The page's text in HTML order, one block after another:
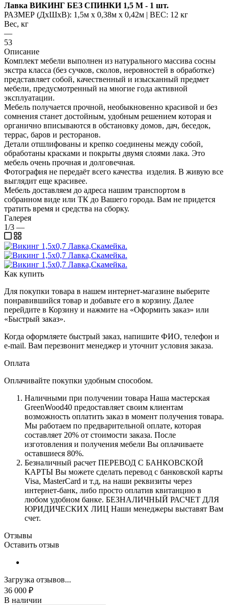
Лавка ВИКИНГ БЕЗ СПИНКИ 1,5 М - 1 шт.
РАЗМЕР (ДхШхВ): 1,5м х 0,38м х 0,42м | ВЕС: 12 кг
Вес, кг
—
53
Описание
Комплект мебели выполнен из натурального массива сосны
экстра класса (без сучков, сколов, неровностей в обработке)
представляет собой, качественный и изысканный предмет
мебели, предусмотренный на многие года активной
эксплуатации.
Мебель получается прочной, необыкновенно красивой и без
сомнения станет достойным, удобным решением которая и
органично вписываются в обстановку домов, дач, беседок,
террас, баров и ресторанов.
Детали отшлифованы и крепко соединены между собой,
обработаны красками и покрыты двумя слоями лака. Это
мебель очень прочная и долговечная.
Фотография не передаёт всего качества изделия. В живую все
выглядит еще красивее.
Мебель доставляем до адреса нашим транспортом в
собранном виде или ТК до Вашего города. Вам не придется
тратить время и средства на сборку.
Галерея
1/3 —
Как купить
Для покупки товара в нашем интернет-магазине выберите
понравившийся товар и добавьте его в корзину. Далее
перейдите в Корзину и нажмите на «Оформить заказ» или
«Быстрый заказ».
Когда оформляете быстрый заказ, напишите ФИО, телефон и
e-mail. Вам перезвонит менеджер и уточнит условия заказа.
Оплата
Оплачивайте покупки удобным способом.
Наличными при получении товара Наша мастерская
GreenWood40 предоставляет своим клиентам
возможность оплатить заказ в момент получения товара.
Мы работаем по предварительной оплате, которая
составляет 20% от стоимости заказа. После
изготовления и получения мебели Вы оплачиваете
оставшиеся 80%.
Безналичный расчет ПЕРЕВОД С БАНКОВСКОЙ
КАРТЫ Вы можете сделать перевод с банковской карты
Visa, MasterCard и т.д, на наши реквизиты через
интернет-банк, либо просто оплатив квитанцию в
любом удобном банке. БЕЗНАЛИЧНЫЙ РАСЧЕТ ДЛЯ
ЮРИДИЧЕСКИХ ЛИЦ Наши менеджеры выставят Вам
счет.
Отзывы
Оставить отзыв
Загрузка отзывов...
36 000 ₽
В наличии